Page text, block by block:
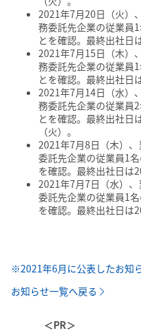
2021年7月20日（火）
務委託先企業の従業員
とを確認。最終出社日
2021年7月15日（木）
務委託先企業の従業員
とを確認。最終出社日
2021年7月14日（水）
務委託先企業の従業員
とを確認。最終出社日
（火）。
2021年7月8日（木）
委託先企業の従業員1
を確認。最終出社日は
2021年7月7日（水）
委託先企業の従業員1
を確認。最終出社日は
※2021年6月に公表したお知
お知らせ一覧へ戻る
＜PR＞